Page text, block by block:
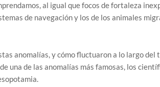
al igual que focos de fortaleza
de navegación y los de los animales
anomalías, y cómo fluctuaron a lo largo del
una de las anomalías más famosas, los